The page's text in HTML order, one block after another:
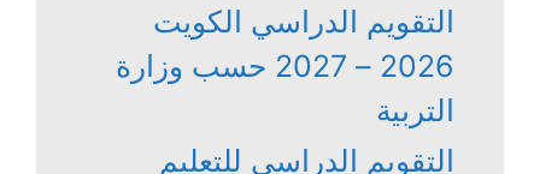
التقويم الدراسي الكويت
2026 – 2027 حسب وزارة
التربية
التقويم الدراسي للتعليم